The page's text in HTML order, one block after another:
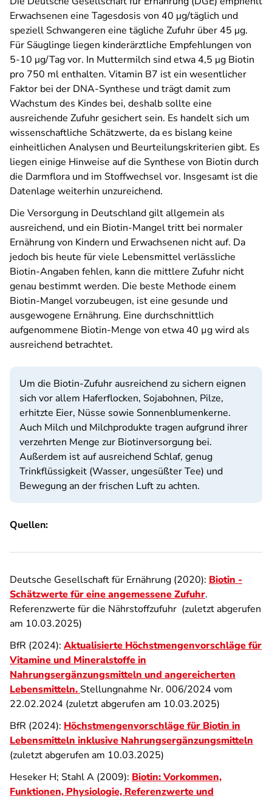
Erwachsenen eine Tagesdosis von 40 μg/täglich und
speziell Schwangeren eine tägliche Zufuhr über 45 μg.
Für Säuglinge liegen kinderärztliche Empfehlungen von
5-10 μg/Tag vor. In Muttermilch sind etwa 4,5 μg Biotin
pro 750 ml enthalten. Vitamin B7 ist ein wesentlicher
Faktor bei der DNA-Synthese und trägt damit zum
Wachstum des Kindes bei, deshalb sollte eine
ausreichende Zufuhr gesichert sein. Es handelt sich um
wissenschaftliche Schätzwerte, da es bislang keine
einheitlichen Analysen und Beurteilungskriterien gibt. Es
liegen einige Hinweise auf die Synthese von Biotin durch
die Darmflora und im Stoffwechsel vor. Insgesamt ist die
Datenlage weiterhin unzureichend.
Die Versorgung in Deutschland gilt allgemein als
ausreichend, und ein Biotin-Mangel tritt bei normaler
Ernährung von Kindern und Erwachsenen nicht auf. Da
jedoch bis heute für viele Lebensmittel verlässliche
Biotin-Angaben fehlen, kann die mittlere Zufuhr nicht
genau bestimmt werden. Die beste Methode einem
Biotin-Mangel vorzubeugen, ist eine gesunde und
ausgewogene Ernährung. Eine durchschnittlich
aufgenommene Biotin-Menge von etwa 40 µg wird als
ausreichend betrachtet.
Um die Biotin-Zufuhr ausreichend zu sichern eignen
sich vor allem Haferflocken, Sojabohnen, Pilze,
erhitzte Eier, Nüsse sowie Sonnenblumenkerne.
Auch Milch und Milchprodukte tragen aufgrund ihrer
verzehrten Menge zur Biotinversorgung bei.
Außerdem ist auf ausreichend Schlaf, genug
Trinkflüssigkeit (Wasser, ungesüßter Tee) und
Bewegung an der frischen Luft zu achten.
Quellen:
Deutsche Gesellschaft für Ernährung (2020): Biotin -
Schätzwerte für eine angemessene Zufuhr.
Referenzwerte für die Nährstoffzufuhr (zuletzt abgerufen
am 10.03.2025)
BfR (2024): Aktualisierte Höchstmengenvorschläge für
Vitamine und Mineralstoffe in
Nahrungsergänzungsmitteln und angereicherten
Lebensmitteln. Stellungnahme Nr. 006/2024 vom
22.02.2024 (zuletzt abgerufen am 10.03.2025)
BfR (2024): Höchstmengenvorschläge für Biotin in
Lebensmitteln inklusive Nahrungsergänzungsmitteln
(zuletzt abgerufen am 10.03.2025)
Heseker H; Stahl A (2009): Biotin: Vorkommen,
Funktionen, Physiologie, Referenzwerte und